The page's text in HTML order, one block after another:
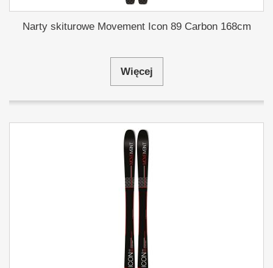
Narty skiturowe Movement Icon 89 Carbon 168cm
Więcej